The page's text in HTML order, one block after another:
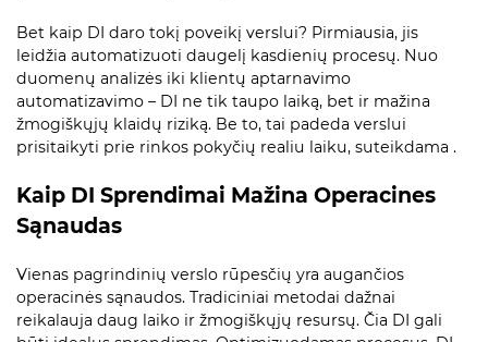
Bet kaip DI daro tokį poveikį verslui? Pirmiausia, jis
leidžia automatizuoti daugelį kasdienių procesų. Nuo
duomenų analizės iki klientų aptarnavimo
automatizavimo – DI ne tik taupo laiką, bet ir mažina
žmogiškųjų klaidų riziką. Be to, tai padeda verslui
prisitaikyti prie rinkos pokyčių realiu laiku, suteikdama .
Kaip DI Sprendimai Mažina Operacines
Sąnaudas
Vienas pagrindinių verslo rūpesčių yra augančios
operacinės sąnaudos. Tradiciniai metodai dažnai
reikalauja daug laiko ir žmogiškųjų resursų. Čia DI gali